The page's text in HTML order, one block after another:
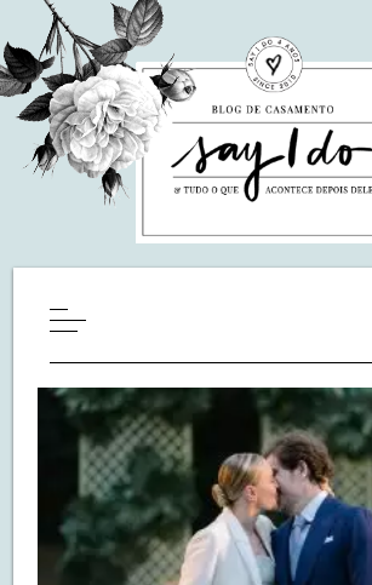
WILL YOU MARRY ME?
LUA DE MEL
COZINHA
DECORAÇÃO
DE NOIVA PRA NOIVA
S.O.S CASADAS